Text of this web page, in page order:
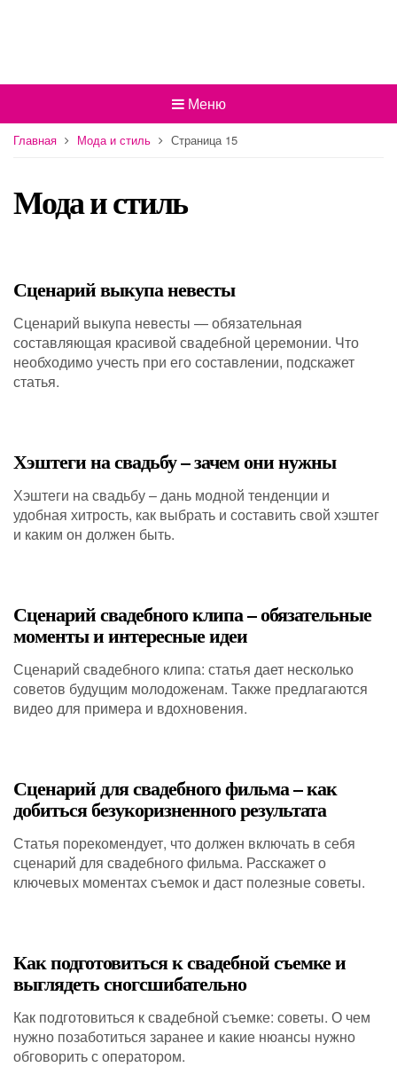
Меню
Главная Мода и стиль Страница 15
Мода и стиль
Сценарий выкупа невесты
Сценарий выкупа невесты — обязательная
составляющая красивой свадебной церемонии. Что
необходимо учесть при его составлении, подскажет
статья.
Хэштеги на свадьбу – зачем они нужны
Хэштеги на свадьбу – дань модной тенденции и
удобная хитрость, как выбрать и составить свой хэштег
и каким он должен быть.
Сценарий свадебного клипа – обязательные
моменты и интересные идеи
Сценарий свадебного клипа: статья дает несколько
советов будущим молодоженам. Также предлагаются
видео для примера и вдохновения.
Сценарий для свадебного фильма – как
добиться безукоризненного результата
Статья порекомендует, что должен включать в себя
сценарий для свадебного фильма. Расскажет о
ключевых моментах съемок и даст полезные советы.
Как подготовиться к свадебной съемке и
выглядеть сногсшибательно
Как подготовиться к свадебной съемке: советы. О чем
нужно позаботиться заранее и какие нюансы нужно
обговорить с оператором.